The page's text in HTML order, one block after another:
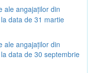
ale angajaților din
data de 31 martie
ale angajaților din
data de 30 septembrie